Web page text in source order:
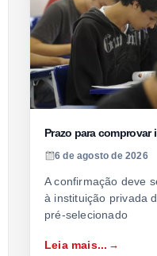
Prazo para
6 de agosto de 2026
A confirmação deve
à instituição privada
pré-selecionado
Leia mais...